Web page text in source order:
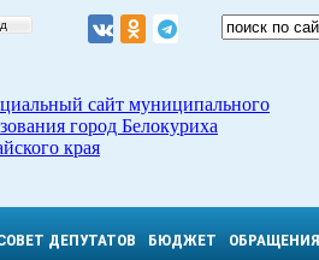
сайт муниципального
город Белокуриха
края
ДЕПУТАТОВ БЮДЖЕТ ОБРАЩЕНИЯ